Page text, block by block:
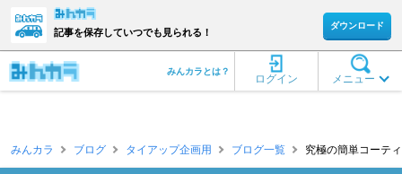
記事を保存していつでも見られる！
ダウンロード
メニュー
ログイン
みんカラとは？
みんカラ ブログ タイアップ企画用 ブログ一覧 究極の簡単コーテ